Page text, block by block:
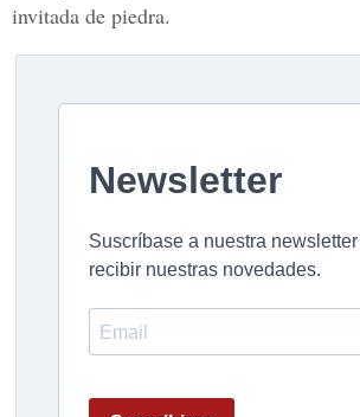
invitada de piedra.